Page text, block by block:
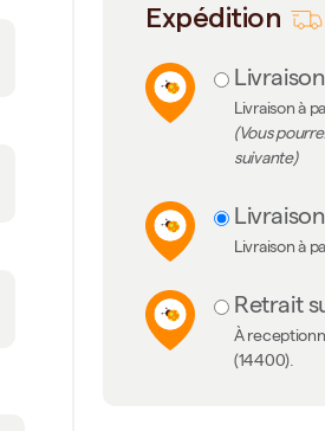
Expédition
Livraison à
(Vous
suivante)
Livraison à
Retrait
À
(14400).